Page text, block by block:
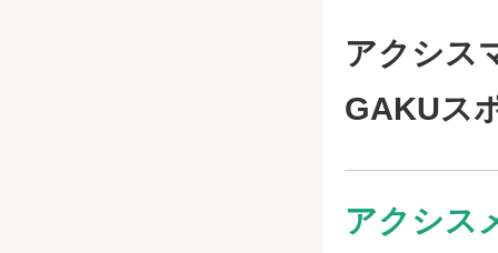
アクシス
GAKUス
アクシス